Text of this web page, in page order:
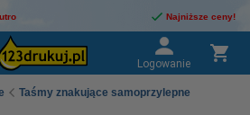
Najniższe ceny!
Logowanie
Taśmy znakujące samoprzylepne